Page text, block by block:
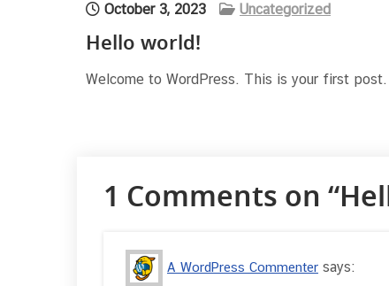
October 3, 2023 Uncategorized
Hello world!
Welcome to WordPress. This is your first
1 Comments on
A WordPress Commenter says: